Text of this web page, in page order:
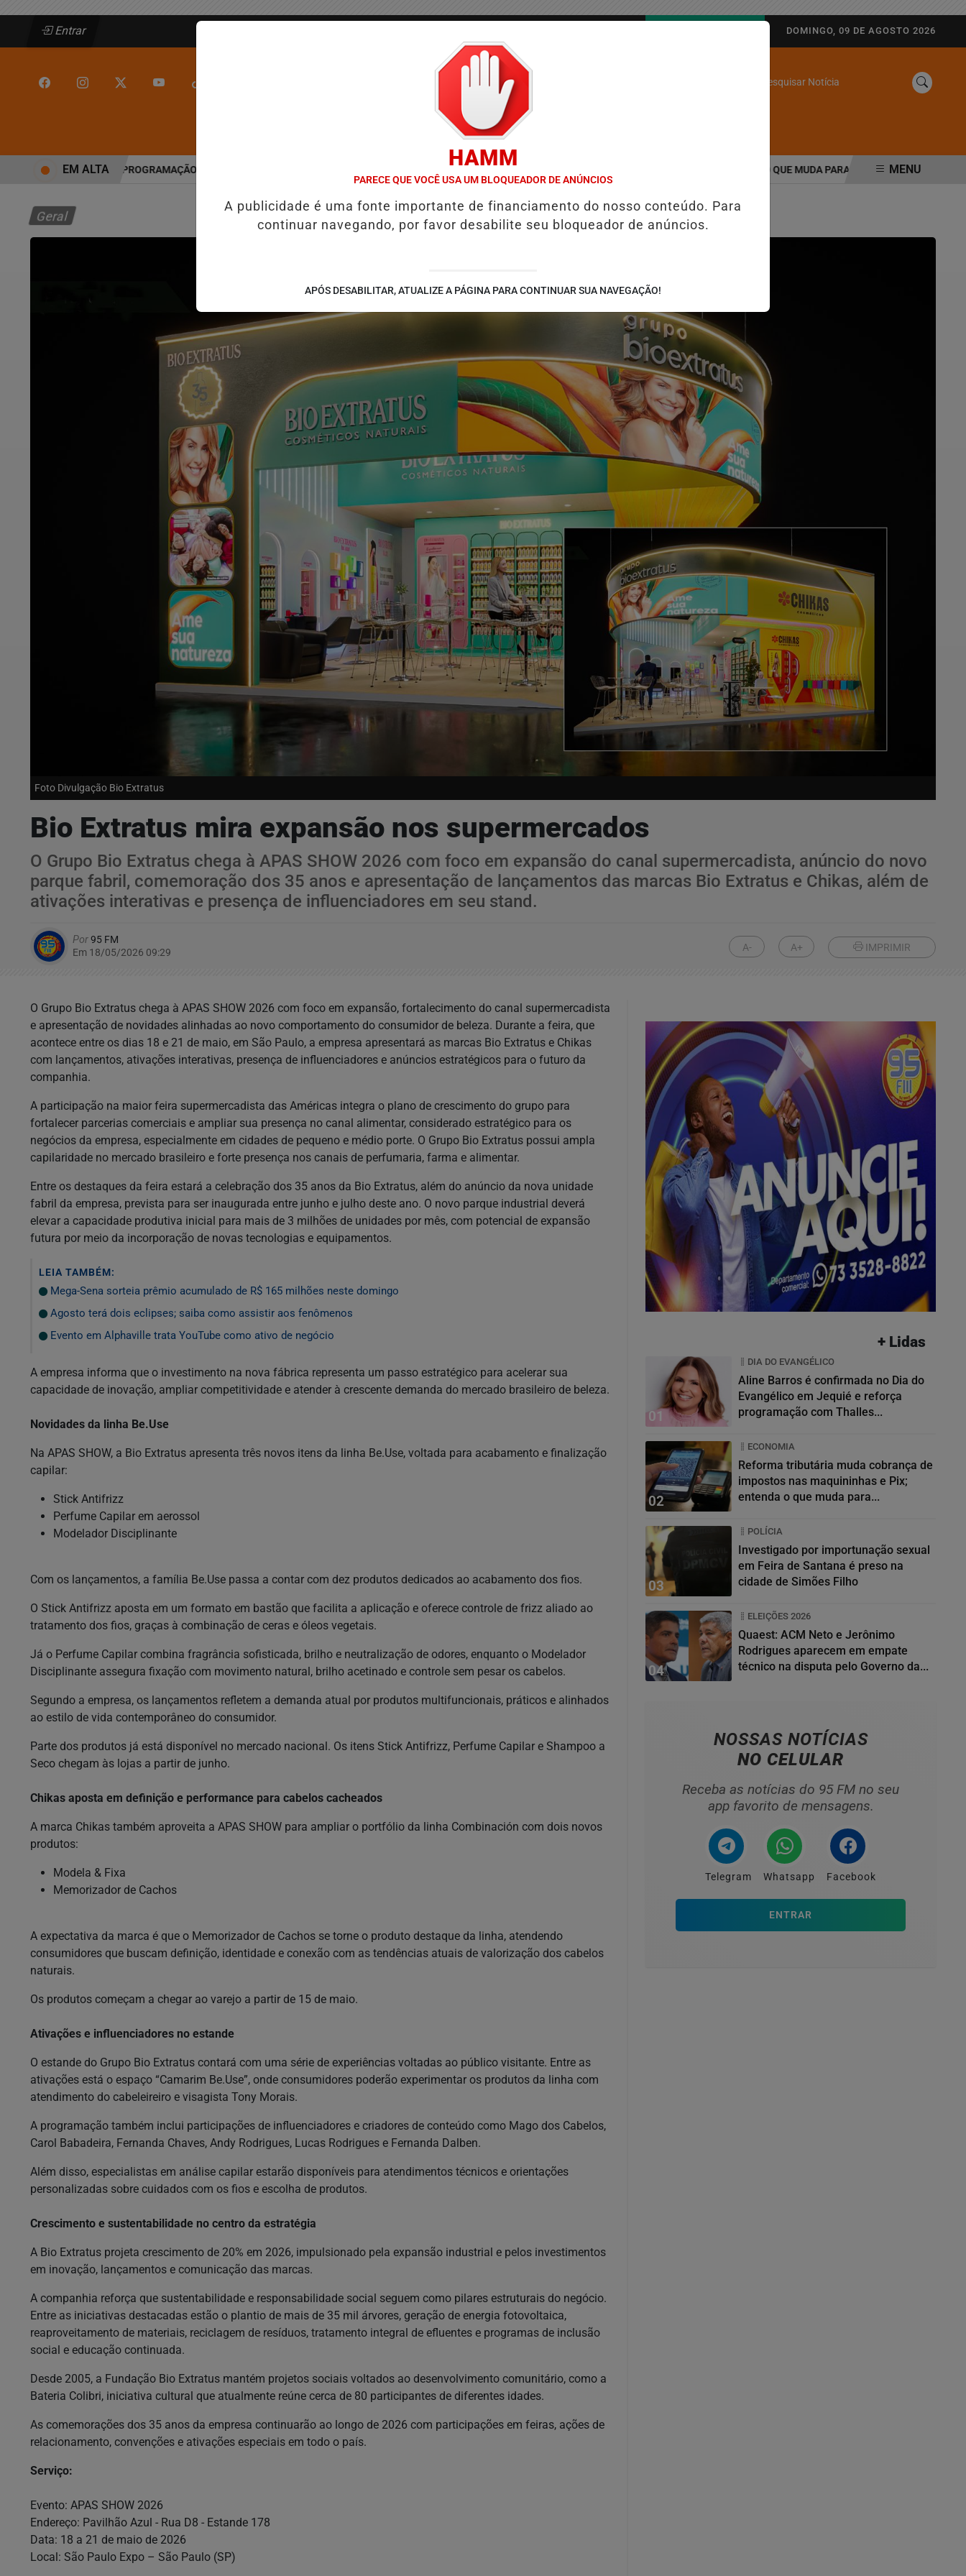
Entrar DOMINGO, 09 DE AGOSTO 2026
Pesquisar Notícia
/ PUBLICIDADES LEGAIS
E REFORÇA PROGRAMAÇÃO COM THALLES ROBERTO REFORMA TRIBUTÁRIA MUDA COBRANÇA DE IMPOSTOS NAS MAQUININHAS E PIX; ENTENDA O QUE MUDA PARA EMPRESAS E CONSUMIDORES
EM ALTA MENU
Geral
Foto Divulgação Bio Extratus
Bio Extratus mira expansão nos supermercados
O Grupo Bio Extratus chega à APAS SHOW 2026 com foco em expansão do canal supermercadista, anúncio do novo
parque fabril, comemoração dos 35 anos e apresentação de lançamentos das marcas Bio Extratus e Chikas, além de
ativações interativas e presença de influenciadores em seu stand.
Por95 FM
Em 18/05/2026 09:29
A- A+ IMPRIMIR
O Grupo Bio Extratus chega à APAS SHOW 2026 com foco em expansão, fortalecimento do canal supermercadista
e apresentação de novidades alinhadas ao novo comportamento do consumidor de beleza. Durante a feira, que
acontece entre os dias 18 e 21 de maio, em São Paulo, a empresa apresentará as marcas Bio Extratus e Chikas
com lançamentos, ativações interativas, presença de influenciadores e anúncios estratégicos para o futuro da
companhia.
A participação na maior feira supermercadista das Américas integra o plano de crescimento do grupo para
fortalecer parcerias comerciais e ampliar sua presença no canal alimentar, considerado estratégico para os
negócios da empresa, especialmente em cidades de pequeno e médio porte. O Grupo Bio Extratus possui ampla
capilaridade no mercado brasileiro e forte presença nos canais de perfumaria, farma e alimentar.
Entre os destaques da feira estará a celebração dos 35 anos da Bio Extratus, além do anúncio da nova unidade
fabril da empresa, prevista para ser inaugurada entre junho e julho deste ano. O novo parque industrial deverá
elevar a capacidade produtiva inicial para mais de 3 milhões de unidades por mês, com potencial de expansão
futura por meio da incorporação de novas tecnologias e equipamentos.
LEIA TAMBÉM:
Mega-Sena sorteia prêmio acumulado de R$ 165 milhões neste domingo
Agosto terá dois eclipses; saiba como assistir aos fenômenos
Evento em Alphaville trata YouTube como ativo de negócio
A empresa informa que o investimento na nova fábrica representa um passo estratégico para acelerar sua
capacidade de inovação, ampliar competitividade e atender à crescente demanda do mercado brasileiro de beleza.
Novidades da linha Be.Use
Na APAS SHOW, a Bio Extratus apresenta três novos itens da linha Be.Use, voltada para acabamento e finalização
capilar:
Stick Antifrizz
Perfume Capilar em aerossol
Modelador Disciplinante
Com os lançamentos, a família Be.Use passa a contar com dez produtos dedicados ao acabamento dos fios.
O Stick Antifrizz aposta em um formato em bastão que facilita a aplicação e oferece controle de frizz aliado ao
tratamento dos fios, graças à combinação de ceras e óleos vegetais.
Já o Perfume Capilar combina fragrância sofisticada, brilho e neutralização de odores, enquanto o Modelador
Disciplinante assegura fixação com movimento natural, brilho acetinado e controle sem pesar os cabelos.
Segundo a empresa, os lançamentos refletem a demanda atual por produtos multifuncionais, práticos e alinhados
ao estilo de vida contemporâneo do consumidor.
Parte dos produtos já está disponível no mercado nacional. Os itens Stick Antifrizz, Perfume Capilar e Shampoo a
Seco chegam às lojas a partir de junho.
Chikas aposta em definição e performance para cabelos cacheados
A marca Chikas também aproveita a APAS SHOW para ampliar o portfólio da linha Combinación com dois novos
produtos:
Modela & Fixa
Memorizador de Cachos
A expectativa da marca é que o Memorizador de Cachos se torne o produto destaque da linha, atendendo
consumidores que buscam definição, identidade e conexão com as tendências atuais de valorização dos cabelos
naturais.
Os produtos começam a chegar ao varejo a partir de 15 de maio.
Ativações e influenciadores no estande
O estande do Grupo Bio Extratus contará com uma série de experiências voltadas ao público visitante. Entre as
ativações está o espaço “Camarim Be.Use”, onde consumidores poderão experimentar os produtos da linha com
atendimento do cabeleireiro e visagista Tony Morais.
A programação também inclui participações de influenciadores e criadores de conteúdo como Mago dos Cabelos,
Carol Babadeira, Fernanda Chaves, Andy Rodrigues, Lucas Rodrigues e Fernanda Dalben.
Além disso, especialistas em análise capilar estarão disponíveis para atendimentos técnicos e orientações
personalizadas sobre cuidados com os fios e escolha de produtos.
Crescimento e sustentabilidade no centro da estratégia
A Bio Extratus projeta crescimento de 20% em 2026, impulsionado pela expansão industrial e pelos investimentos
em inovação, lançamentos e comunicação das marcas.
A companhia reforça que sustentabilidade e responsabilidade social seguem como pilares estruturais do negócio.
Entre as iniciativas destacadas estão o plantio de mais de 35 mil árvores, geração de energia fotovoltaica,
reaproveitamento de materiais, reciclagem de resíduos, tratamento integral de efluentes e programas de inclusão
social e educação continuada.
Desde 2005, a Fundação Bio Extratus mantém projetos sociais voltados ao desenvolvimento comunitário, como a
Bateria Colibri, iniciativa cultural que atualmente reúne cerca de 80 participantes de diferentes idades.
As comemorações dos 35 anos da empresa continuarão ao longo de 2026 com participações em feiras, ações de
relacionamento, convenções e ativações especiais em todo o país.
Serviço:
Evento: APAS SHOW 2026
Endereço: Pavilhão Azul - Rua D8 - Estande 178
Data: 18 a 21 de maio de 2026
Local: São Paulo Expo – São Paulo (SP)
+ Lidas
01
DIA DO EVANGÉLICO
Aline Barros é confirmada no Dia do
Evangélico em Jequié e reforça
programação com Thalles...
02
ECONOMIA
Reforma tributária muda cobrança de
impostos nas maquininhas e Pix;
entenda o que muda para...
03
POLÍCIA
Investigado por importunação sexual
em Feira de Santana é preso na
cidade de Simões Filho
04
ELEIÇÕES 2026
Quaest: ACM Neto e Jerônimo
Rodrigues aparecem em empate
técnico na disputa pelo Governo da...
NOSSAS NOTÍCIAS
NO CELULAR
Receba as notícias do 95 FM no seu
app favorito de mensagens.
Telegram Whatsapp Facebook
ENTRAR
HAMM
PARECE QUE VOCÊ USA UM BLOQUEADOR DE ANÚNCIOS
A publicidade é uma fonte importante de financiamento do nosso conteúdo. Para
continuar navegando, por favor desabilite seu bloqueador de anúncios.
APÓS DESABILITAR, ATUALIZE A PÁGINA PARA CONTINUAR SUA NAVEGAÇÃO!